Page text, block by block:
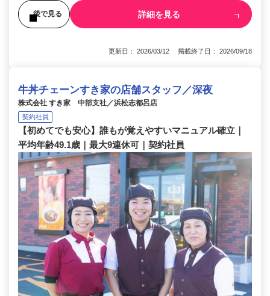
後で見る 詳細を見る
更新日： 2026/03/12 掲載終了日： 2026/09/18
牛丼チェーンすき家の店舗スタッフ／深夜
株式会社 すき家 中部支社／浜松志都呂店
契約社員
【初めてでも安心】誰もが覚えやすいマニュアル確立｜
平均年齢49.1歳｜最大9連休可｜契約社員